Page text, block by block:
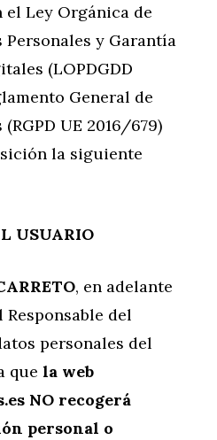
Ley Orgánica de
y Garantía
(LOPDGDD
General de
UE 2016/679)
la siguiente
USUARIO
, en adelante
Responsable del
personales del
que la web
NO recogerá
personal o